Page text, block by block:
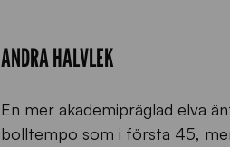
ANDRA HALVLEK
En mer akademipräglad elva
bolltempo som i första 45,